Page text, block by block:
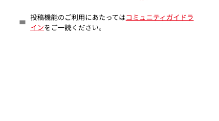
投稿機能のご利用にあたってはコミュニティガイドラ
インをご一読ください。